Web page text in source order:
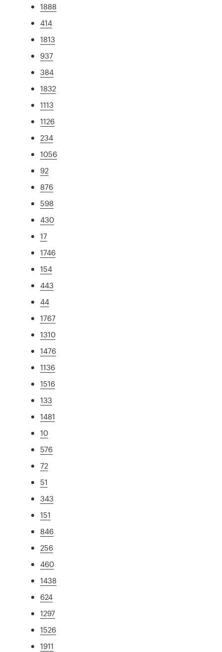
1888
414
1813
937
384
1832
1113
1126
234
1056
92
876
598
430
17
1746
154
443
44
1767
1310
1476
1136
1516
133
1481
10
576
72
51
343
151
846
256
460
1438
624
1297
1526
1911